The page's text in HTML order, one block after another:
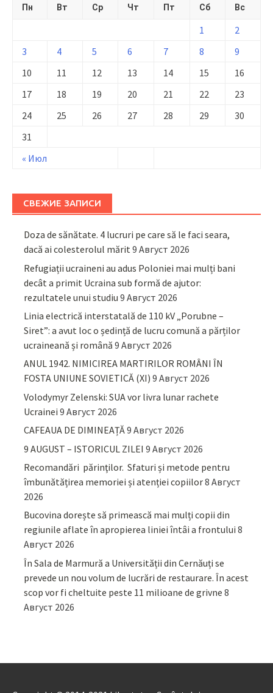
Пн Вт Ср Чт Пт Сб Вс
« Июл
1
2
3
4 5 6 7 8
9
10
11 12 13 14 15
16
17
18 19 20 21 22
23
24
25 26 27 28 29
30
31
СВЕЖИЕ ЗАПИСИ
Doza de sănătate. 4 lucruri pe care să le faci seara,
dacă ai colesterolul mărit9 Август 2026
Refugiații ucraineni au adus Poloniei mai mulți bani
decât a primit Ucraina sub formă de ajutor:
rezultatele unui studiu 9 Август 2026
Linia electrică interstatală de 110 kV „Porubne –
Siret”: a avut loc o ședință de lucru comună a părților
ucraineană și română 9 Август 2026
ANUL 1942. NIMICIREA MARTIRILOR ROMÂNI ÎN
FOSTA UNIUNE SOVIETICĂ (XI) 9 Август 2026
Volodymyr Zelenski: SUA vor livra lunar rachete
Ucrainei 9 Август 2026
CAFEAUA DE DIMINEAȚĂ9 Август 2026
9 AUGUST – ISTORICUL ZILEI 9 Август 2026
Recomandări părinţilor. Sfaturi și metode pentru
îmbunătățirea memoriei și atenției copiilor8 Август
2026
Bucovina dorește să primească mai mulți copii din
regiunile aflate în apropierea liniei întâi a frontului 8
Август 2026
În Sala de Marmură a Universității din Cernăuți se
prevede un nou volum de lucrări de restaurare. În acest
scop vor fi cheltuite peste 11 milioane de grivne 8
Август 2026